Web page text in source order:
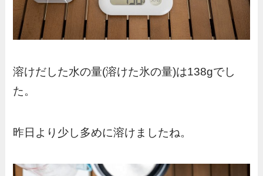
溶けだした水の量(溶けた氷の量)は138gでし
た。
昨日より少し多めに溶けましたね。